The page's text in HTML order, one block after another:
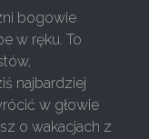
bogowie
w ręku. To
najbardziej
w głowie
o wakacjach z